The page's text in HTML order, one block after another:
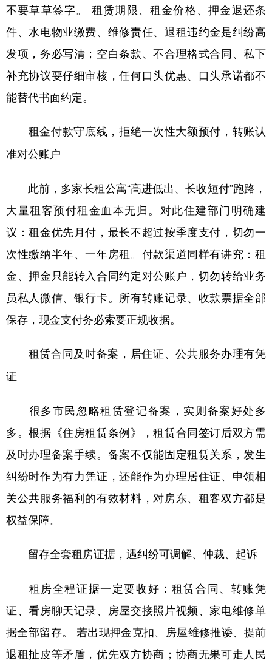
不要草草签字。 租赁期限、租金价格、押金退还条
件、水电物业缴费、维修责任、退租违约金是纠纷高
发项，务必写清；空白条款、不合理格式合同、私下
补充协议要仔细审核，任何口头优惠、口头承诺都不
能替代书面约定。
租金付款守底线，拒绝一次性大额预付，转账认
准对公账户
此前，多家长租公寓“高进低出、长收短付”跑路，
大量租客预付租金血本无归。对此住建部门明确建
议：租金优先月付，最长不超过按季度支付，切勿一
次性缴纳半年、一年房租。付款渠道同样有讲究：租
金、押金只能转入合同约定对公账户，切勿转给业务
员私人微信、银行卡。所有转账记录、收款票据全部
保存，现金支付务必索要正规收据。
租赁合同及时备案，居住证、公共服务办理有凭
证
很多市民忽略租赁登记备案，实则备案好处多
多。根据《住房租赁条例》，租赁合同签订后双方需
及时办理备案手续。备案不仅能固定租赁关系，发生
纠纷时作为有力凭证，还能作为办理居住证、申领相
关公共服务福利的有效材料，对房东、租客双方都是
权益保障。
留存全套租房证据，遇纠纷可调解、仲裁、起诉
租房全程证据一定要收好：租赁合同、转账凭
证、看房聊天记录、房屋交接照片视频、家电维修单
据全部留存。 若出现押金克扣、房屋维修推诿、提前
退租扯皮等矛盾，优先双方协商；协商无果可走人民